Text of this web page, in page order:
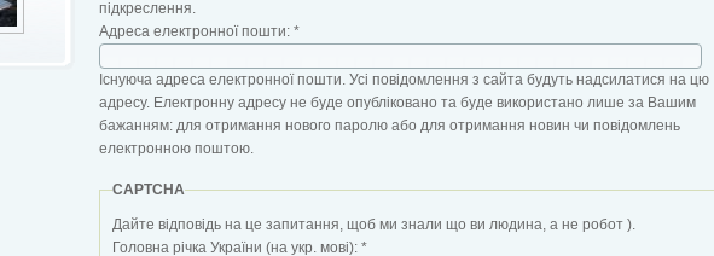
підкреслення.
Адреса електронної пошти: *
Існуюча адреса електронної пошти. Усі повідомлення з сайта будуть надсилатися на цю
адресу. Електронну адресу не буде опубліковано та буде використано лише за Вашим
бажанням: для отримання нового паролю або для отримання новин чи повідомлень
електронною поштою.
CAPTCHA
Дайте відповідь на це запитання, щоб ми знали що ви людина, а не робот ).
Головна річка України (на укр. мові): *